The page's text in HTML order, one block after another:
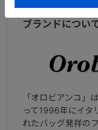
ブランドについ
「オロビアンコ」
って1996年にイタ
れたバッグ発祥の